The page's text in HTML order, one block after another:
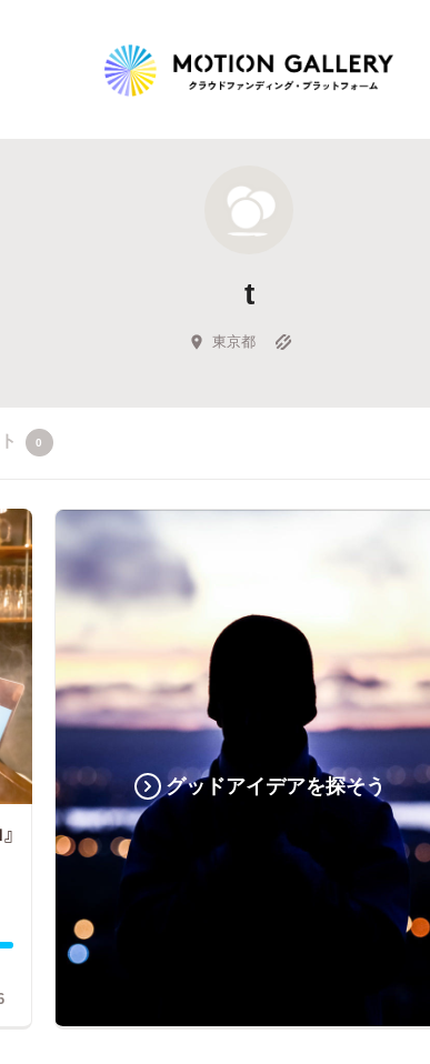
新着プロジェクト
Feature
キュレーターから探す
t
東京都
0
グッドアイデアを探そう